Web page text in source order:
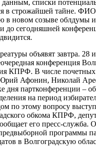
списки
в строжайшей тайне.
в новом созыве облдумы
до сегодняшней
объявят завтра. 28
конференция
КПРФ. В числе почетных
Афонин, Николай
дня партконференции –
на период
по этому вопросу
обкома КПРФ,
его пресс-служба.
программы
в Волгоградскую